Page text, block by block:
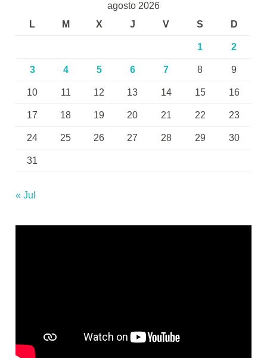
agosto 2026
L
M X J V S D
1 2
3 4 5 6 7 8 9
10 11 12 13 14 15 16
17 18 19 20 21 22 23
24 25 26 27 28 29 30
31
« Jul